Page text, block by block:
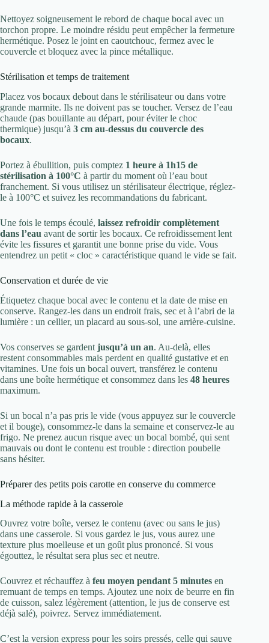
Nettoyez soigneusement le rebord de chaque bocal avec un
torchon propre. Le moindre résidu peut empêcher la fermeture
hermétique. Posez le joint en caoutchouc, fermez avec le
couvercle et bloquez avec la pince métallique.
Stérilisation et temps de traitement
Placez vos bocaux debout dans le stérilisateur ou dans votre
grande marmite. Ils ne doivent pas se toucher. Versez de l’eau
chaude (pas bouillante au départ, pour éviter le choc
thermique) jusqu’à 3 cm au-dessus du couvercle des
bocaux.
Portez à ébullition, puis comptez 1 heure à 1h15 de
stérilisation à 100°C à partir du moment où l’eau bout
franchement. Si vous utilisez un stérilisateur électrique, réglez-
le à 100°C et suivez les recommandations du fabricant.
Une fois le temps écoulé, laissez refroidir complètement
dans l’eau avant de sortir les bocaux. Ce refroidissement lent
évite les fissures et garantit une bonne prise du vide. Vous
entendrez un petit « cloc » caractéristique quand le vide se fait.
Conservation et durée de vie
Étiquetez chaque bocal avec le contenu et la date de mise en
conserve. Rangez-les dans un endroit frais, sec et à l’abri de la
lumière : un cellier, un placard au sous-sol, une arrière-cuisine.
Vos conserves se gardent jusqu’à un an. Au-delà, elles
restent consommables mais perdent en qualité gustative et en
vitamines. Une fois un bocal ouvert, transférez le contenu
dans une boîte hermétique et consommez dans les 48 heures
maximum.
Si un bocal n’a pas pris le vide (vous appuyez sur le couvercle
et il bouge), consommez-le dans la semaine et conservez-le au
frigo. Ne prenez aucun risque avec un bocal bombé, qui sent
mauvais ou dont le contenu est trouble : direction poubelle
sans hésiter.
Préparer des petits pois carotte en conserve du commerce
La méthode rapide à la casserole
Ouvrez votre boîte, versez le contenu (avec ou sans le jus)
dans une casserole. Si vous gardez le jus, vous aurez une
texture plus moelleuse et un goût plus prononcé. Si vous
égouttez, le résultat sera plus sec et neutre.
Couvrez et réchauffez à feu moyen pendant 5 minutes en
remuant de temps en temps. Ajoutez une noix de beurre en fin
de cuisson, salez légèrement (attention, le jus de conserve est
déjà salé), poivrez. Servez immédiatement.
C’est la version express pour les soirs pressés, celle qui sauve